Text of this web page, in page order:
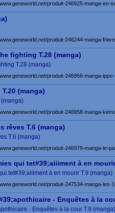
produit-246925-manga-en-
produit-246244-manga-
fighting T.28 (manga)
T.28 (manga)
produit-246956-manga-
(manga)
produit-246958-manga-
rêves T.6 (manga)
T.6 (manga)
produit-246979-manga-le-
qui tet#39;aiiiment à en
tet#39;aiiiment à en mourir T.9 (manga)
produit-247534-manga-
- Enquêtes à la
- Enquêtes à la cour T.9 (manga)